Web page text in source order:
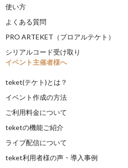
使い方
よくある質問
PRO ARTEKET（プロアルテケト）
シリアルコード受け取り
イベント主催者様へ
teket(テケト)とは？
イベント作成の方法
ご利用料金について
teketの機能ご紹介
ライブ配信について
teket利用者様の声・導入事例